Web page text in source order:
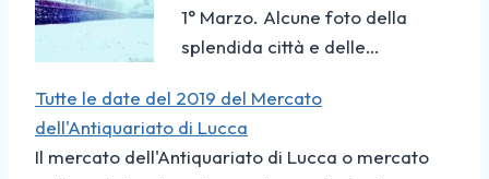
1° Marzo. Alcune foto della
splendida città e delle…
Tutte le date del 2019 del Mercato
dell'Antiquariato di Lucca
Il mercato dell'Antiquariato di Lucca o mercato